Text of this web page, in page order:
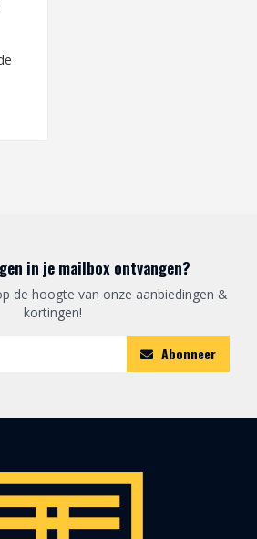
in je mailbox ontvangen?
de hoogte van onze aanbiedingen &
kortingen!
Abonneer